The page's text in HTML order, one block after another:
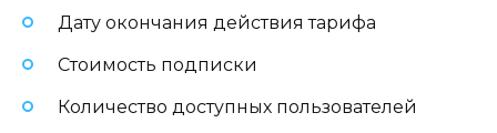
Дату окончания действия тарифа
Стоимость подписки
Количество доступных пользователей